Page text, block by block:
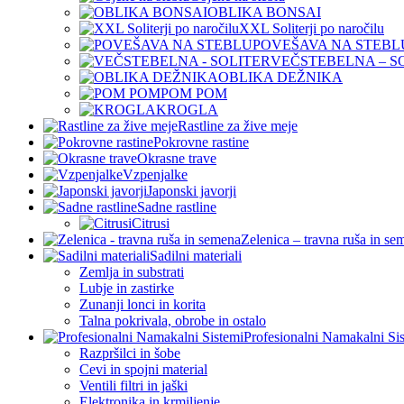
OBLIKA BONSAI
XXL Soliterji po naročilu
POVEŠAVA NA
VEČSTEBELNA –
OBLIKA DEŽNIKA
POM POM
KROGLA
Rastline za žive meje
Pokrovne rastine
Okrasne trave
Vzpenjalke
Japonski javorji
Sadne rastline
Citrusi
Zelenica – travna ruša in
Sadilni materiali
Zemlja in substrati
Lubje in zastirke
Zunanji lonci in korita
Talna pokrivala, obrobe in ostalo
Profesionalni Namakalni
Razpršilci in šobe
Cevi in spojni material
Ventili filtri in jaški